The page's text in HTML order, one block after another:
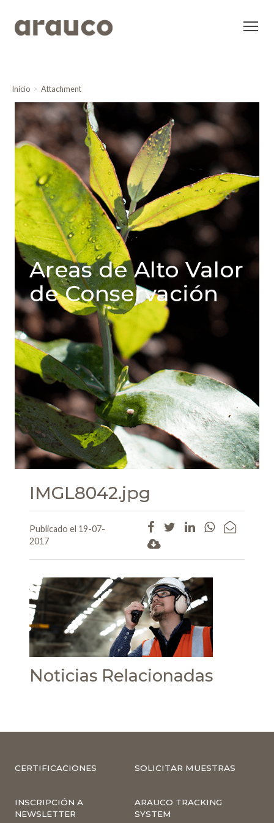
Inicio Attachment
Areas de Alto Valor
de Conservación
IMGL8042.jpg
Publicado el 19-07-
2017
Noticias Relacionadas
CERTIFICACIONES SOLICITAR MUESTRAS
INSCRIPCIÓN A
NEWSLETTER
ARAUCO TRACKING
SYSTEM